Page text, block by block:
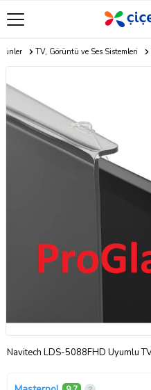
TV, Görüntü ve Ses Sistemleri
Navitech LDS-5088FHD Uyumlu